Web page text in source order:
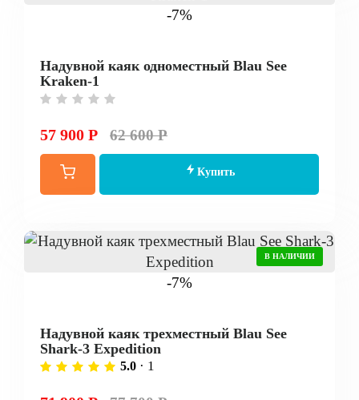
-7%
Надувной каяк одноместный Blau See
Kraken-1
57 900 Р 62 600 Р
Купить
-7%
В НАЛИЧИИ
Надувной каяк трехместный Blau See
Shark-3 Expedition
5.0 · 1